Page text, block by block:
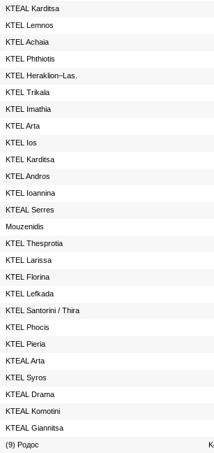
KTEAL Karditsa
KTEL Lemnos
KTEL Achaia
ΚΤΕL Phthiotis
KTEL Heraklion–Las.
ΚΤΕL Τrikala
KTEL Imathia
KTEL Arta
KTEL Ios
ΚΤΕL Karditsa
KTEL Andros
KTEL Ioannina
KTEAL Serres
Mouzenidis
KTEL Thesprotia
KTEL Larissa
KTEL Florina
KTEL Lefkada
KTEL Santorini / Thira
ΚΤΕL Phocis
KTEL Pieria
KTEAL Arta
KTEL Syros
KTEAL Drama
KTEAL Komotini
KTEAL Giannitsa
(9) Родос